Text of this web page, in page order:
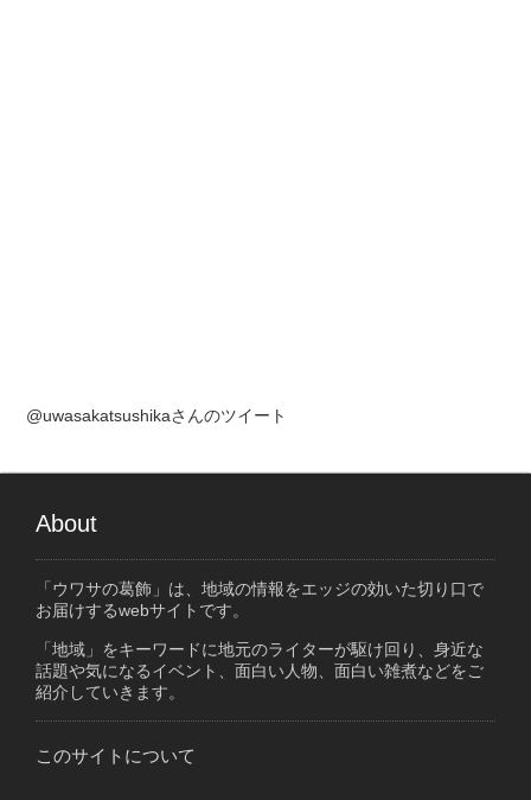
@uwasakatsushikaさんのツイート
About
「ウワサの葛飾」は、地域の情報をエッジの効いた切り口で
お届けするwebサイトです。
「地域」をキーワードに地元のライターが駆け回り、身近な
話題や気になるイベント、面白い人物、面白い雑煮などをご
紹介していきます。
このサイトについて